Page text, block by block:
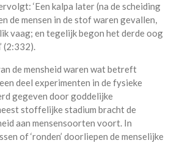
‘Een kalpa later (na de scheiding
de mensen in de stof waren gevallen,
vaag; en tegelijk begon het derde oog
(2:332).
de mensheid waren wat betreft
deel experimenten in de fysieke
gegeven door goddelijke
stoffelijke stadium bracht de
aan mensensoorten voort. In
of ‘ronden’ doorliepen de menselijke